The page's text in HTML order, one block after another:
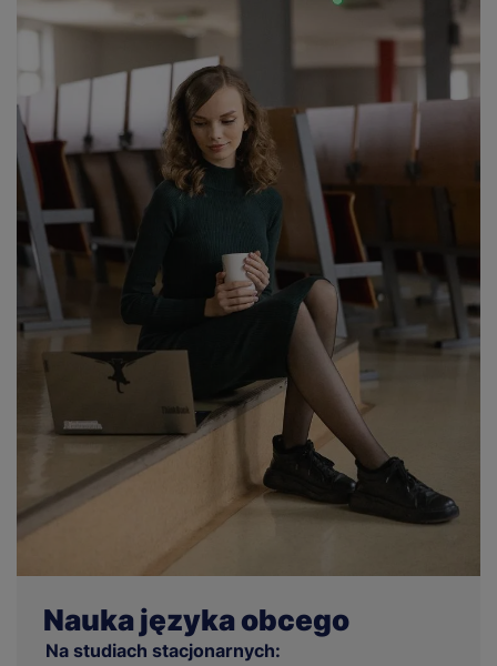
Nauka języka obcego
Na studiach stacjonarnych: